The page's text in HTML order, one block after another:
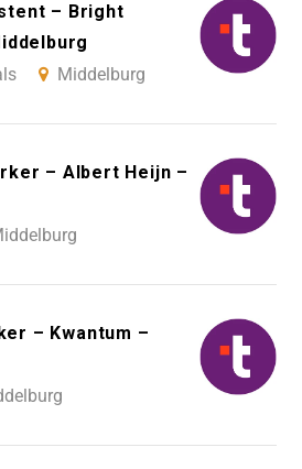
– Bright
Middelburg
– Albert Heijn –
– Kwantum –